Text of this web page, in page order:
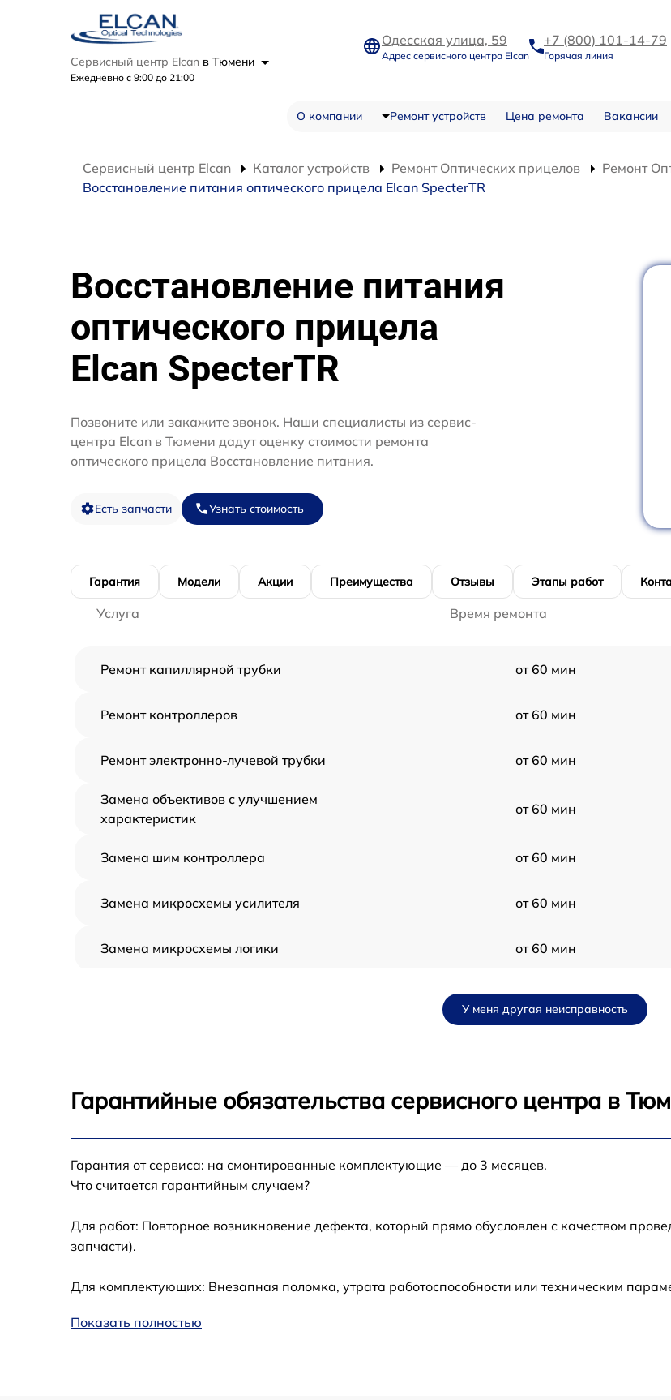
Сервисный центр Elcan в Тюмени
Ежедневно с 9:00 до 21:00
Одесская улица, 59
Адрес сервисного центра Elcan
+7 (800) 101-14-79
Горячая линия
О компании Ремонт устройств Цена ремонта Вакансии
Сервисный центр Elcan Каталог устройств Ремонт Оптических прицелов
Ремонт
Восстановление питания оптического прицела Elcan SpecterTR
Восстановление питания
оптического прицела
Elcan SpecterTR
Позвоните или закажите звонок. Наши специалисты из сервис-
центра Elcan в Тюмени дадут оценку стоимости ремонта
оптического прицела Восстановление питания.
Есть запчасти Узнать стоимость
Гарантия Модели Акции Преимущества Отзывы Этапы работ
Услуга Время ремонта
Ремонт капиллярной трубки от 60 мин
Ремонт контроллеров от 60 мин
Ремонт электронно-лучевой трубки от 60 мин
Замена объективов с улучшением
характеристик
от 60 мин
Замена шим контроллера от 60 мин
Замена микросхемы усилителя от 60 мин
Замена микросхемы логики от 60 мин
от 60 мин
Калибровка и настройка тепловизора
Ремонт датчика синхроимпульсов от 60 мин
Ремонт оптики
Восстановление питания от 60 мин
Замена корпуса
У меня другая неисправность
Гарантийные обязательства сервисного центра в
Гарантия от сервиса: на смонтированные комплектующие — до 3 месяцев.
Что считается гарантийным случаем?
Для работ: Повторное возникновение дефекта, который прямо обусловлен с качеством
запчасти).
Для комплектующих: Внезапная поломка, утрата работоспособности или техническим
Показать полностью